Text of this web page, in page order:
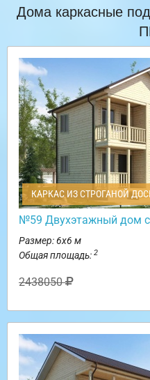
Дома каркасные
КАРКАС ИЗ СТРОГАНОЙ
№59 Двухэтажный дом с
Размер: 6х6 м
Общая площадь: 2
2438050